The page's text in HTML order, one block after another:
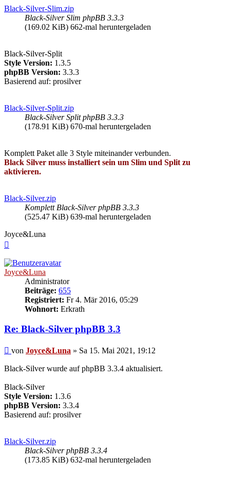
Black-Silver-Slim.zip
Black-Silver Slim phpBB 3.3.3
(169.02 KiB) 662-mal heruntergeladen
Black-Silver-Split
Style Version: 1.3.5
phpBB Version: 3.3.3
Basierend auf: prosilver
Black-Silver-Split.zip
Black-Silver Split phpBB 3.3.3
(178.91 KiB) 670-mal heruntergeladen
Komplett Paket alle 3 Style miteinander verbunden.
Black Silver muss installiert sein um Slim und Split zu
aktivieren.
Black-Silver.zip
Komplett Black-Silver phpBB 3.3.3
(525.47 KiB) 639-mal heruntergeladen
Joyce&Luna
Joyce&Luna
Administrator
Beiträge: 655
Registriert: Fr 4. Mär 2016, 05:29
Wohnort: Erkrath
Re: Black-Silver phpBB 3.3
Beitrag
von Joyce&Luna » Sa 15. Mai 2021, 19:12
Black-Silver wurde auf phpBB 3.3.4 aktualisiert.
Black-Silver
Style Version: 1.3.6
phpBB Version: 3.3.4
Basierend auf: prosilver
Black-Silver.zip
Black-Silver phpBB 3.3.4
(173.85 KiB) 632-mal heruntergeladen